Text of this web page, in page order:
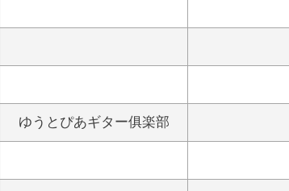
ゆうとぴあギター俱楽部